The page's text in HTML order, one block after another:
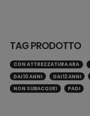
TAG PRODOTTO
CON ATTREZZATURA ARA
DAI 10 ANNI
DAI 12 ANNI
NON SUBACQUEI
PADI